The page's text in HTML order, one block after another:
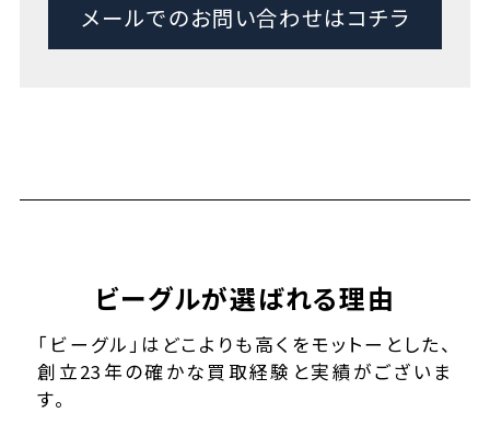
メールでのお問い合わせはコチラ
ビーグルが選ばれる理由
「ビーグル」はどこよりも高くをモットーとした、
創立23年の確かな買取経験と実績がございま
す。